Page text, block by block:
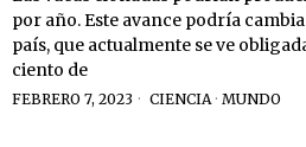
por año. Este avance podría
país, que actualmente se ve
ciento de
FEBRERO 7, 2023 CIENCIA · MUNDO